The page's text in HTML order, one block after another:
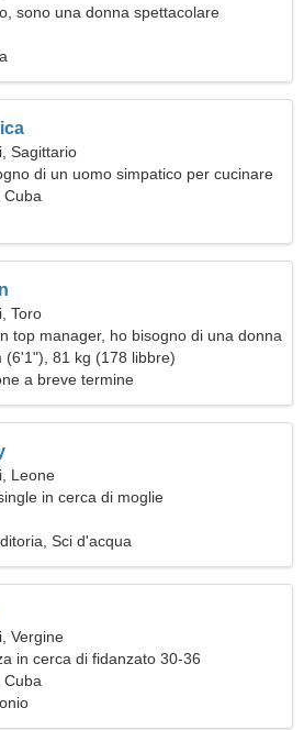
sono una donna spettacolare
Sagittario
di un uomo simpatico per cucinare
Cuba
Toro
top manager, ho bisogno di una donna
(6'1"), 81 kg (178 libbre)
a breve termine
Leone
in cerca di moglie
Sci d'acqua
Vergine
in cerca di fidanzato 30-36
Cuba